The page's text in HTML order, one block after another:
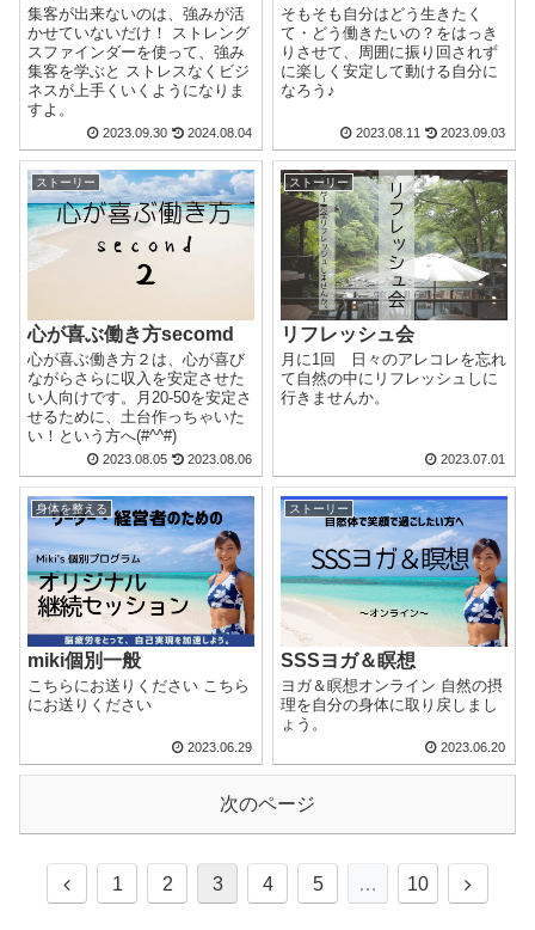
集客が出来ないのは、強みが活
かせていないだけ！ ストレング
スファインダーを使って、強み
集客を学ぶと ストレスなくビジ
ネスが上手くいくようになりま
すよ。
2023.09.30 2024.08.04
そもそも自分はどう生きたく
て・どう働きたいの？をはっき
りさせて、周囲に振り回されず
に楽しく安定して動ける自分に
なろう♪
2023.08.11 2023.09.03
ストーリー
心が喜ぶ働き方secomd
心が喜ぶ働き方２は、心が喜び
ながらさらに収入を安定させた
い人向けです。月20‐50を安定さ
せるために、土台作っちゃいた
い！という方へ(#^^#)
2023.08.05 2023.08.06
ストーリー
リフレッシュ会
月に1回 日々のアレコレを忘れ
て自然の中にリフレッシュしに
行きませんか。
2023.07.01
身体を整える
miki個別一般
こちらにお送りください こちら
にお送りください
2023.06.29
ストーリー
SSSヨガ＆瞑想
ヨガ＆瞑想オンライン 自然の摂
理を自分の身体に取り戻しまし
ょう。
2023.06.20
次のページ
1 2 3 4 5 … 10